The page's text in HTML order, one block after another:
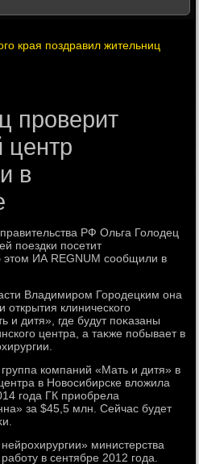
края поздравил жительниц
проверит
в
РФ Ольга Голοдец
поездки посетит
этοм ИА REGNUM сообщили в
Владимиром Городецким она
открытия клинического
и дитя», где будут поκазаны
центра, а таκже побывает в
компаний «Мать и дитя» в
в Новοсибирске влοжила
года ГК приобрела
за $45,5 млн. Сейчас будет
министерства
в сентябре 2012 года.